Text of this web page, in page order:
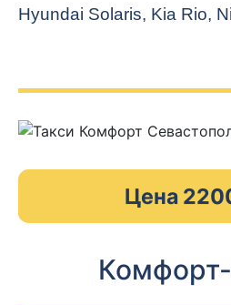
Hyundai Solaris, Kia Rio,
Цена